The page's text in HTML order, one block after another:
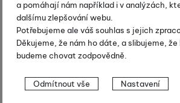
a pomáhají nám například i v analýzách,
dalšímu zlepšování webu.
Potřebujeme ale váš souhlas s jejich
Děkujeme, že nám ho dáte, a slibujeme,
budeme chovat zodpovědně.
Nastavení souhlasů s
cookies
Odmítnout vše Nastavení